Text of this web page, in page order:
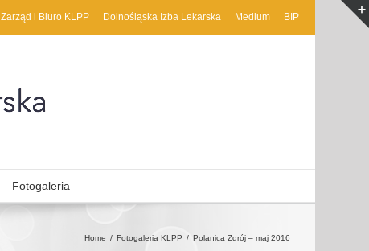
Zarząd i Biuro KLPP Dolnośląska Izba Lekarska Medium BIP
Fotogaleria
Home Fotogaleria KLPP Polanica Zdrój – maj 2016